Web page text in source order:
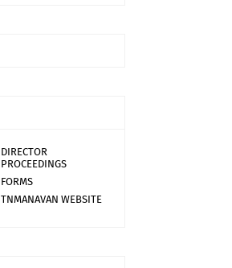
DIRECTOR
PROCEEDINGS
FORMS
TNMANAVAN WEBSITE